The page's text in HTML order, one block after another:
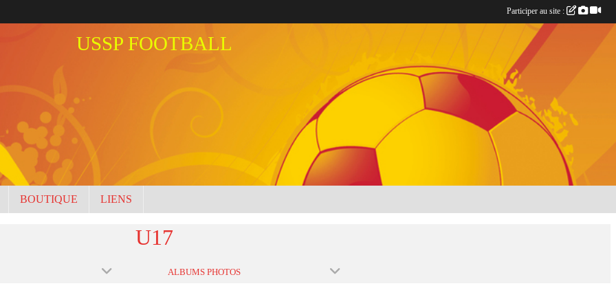
USSP FOOTBALL
BOUTIQUE LIENS
U17
ALBUMS PHOTOS
Participer au site :